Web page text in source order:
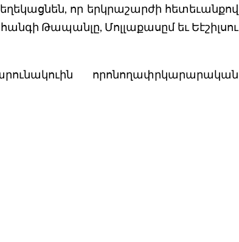
որ երկրաշարժի հետեւանքով
Թապանլը, Մոլլաքասըմ եւ Եէշիլսու
որոնողափրկարարական